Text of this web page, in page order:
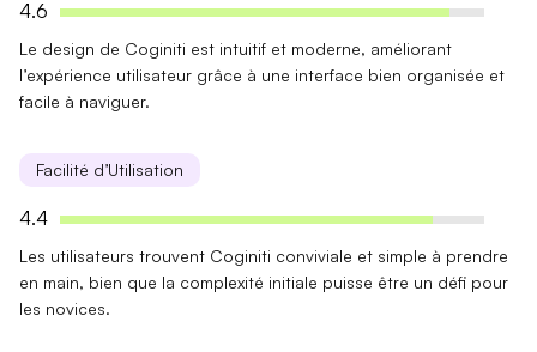
4.6
Le design de Coginiti est intuitif et moderne, améliorant
l’expérience utilisateur grâce à une interface bien organisée et
facile à naviguer.
Facilité d’Utilisation
4.4
Les utilisateurs trouvent Coginiti conviviale et simple à prendre
en main, bien que la complexité initiale puisse être un défi pour
les novices.